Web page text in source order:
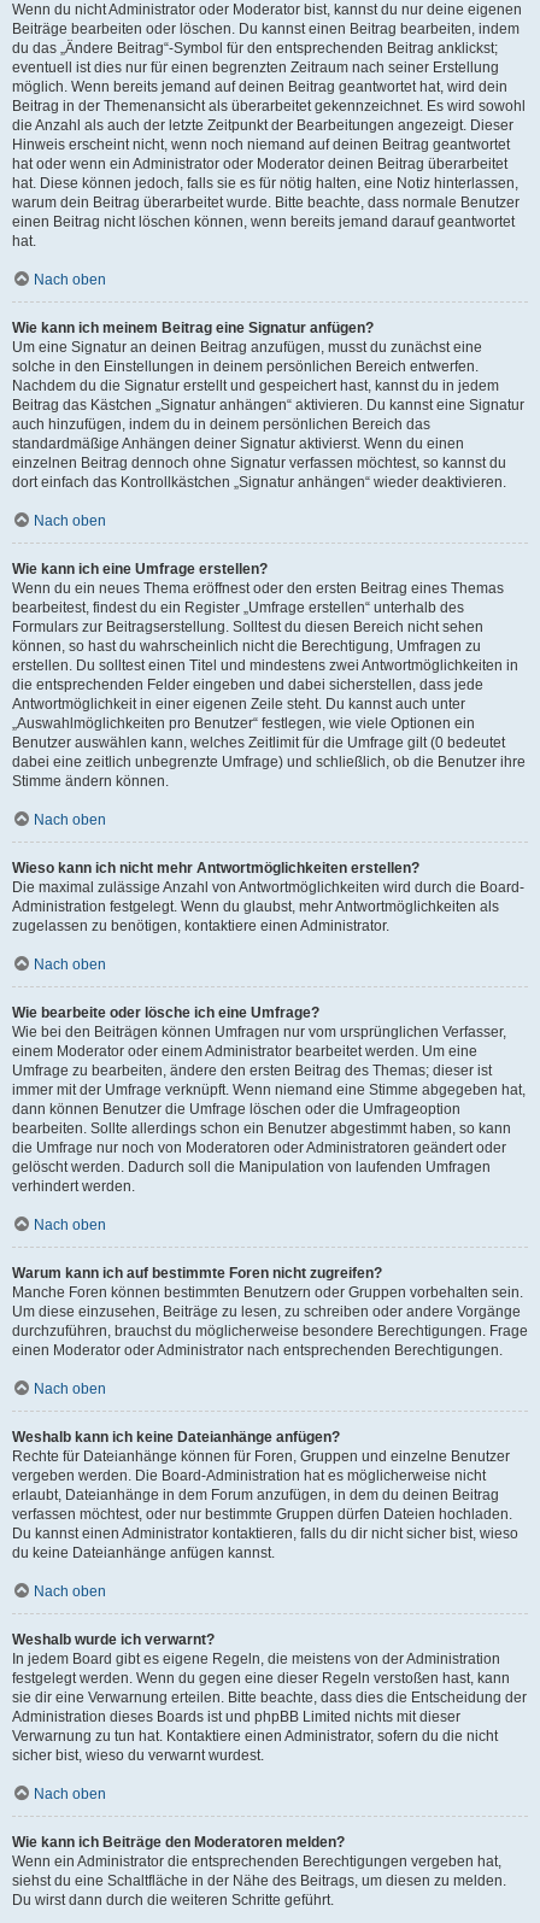
Wenn du nicht Administrator oder Moderator bist, kannst du nur deine eigenen
Beiträge bearbeiten oder löschen. Du kannst einen Beitrag bearbeiten, indem
du das „Ändere Beitrag“-Symbol für den entsprechenden Beitrag anklickst;
eventuell ist dies nur für einen begrenzten Zeitraum nach seiner Erstellung
möglich. Wenn bereits jemand auf deinen Beitrag geantwortet hat, wird dein
Beitrag in der Themenansicht als überarbeitet gekennzeichnet. Es wird sowohl
die Anzahl als auch der letzte Zeitpunkt der Bearbeitungen angezeigt. Dieser
Hinweis erscheint nicht, wenn noch niemand auf deinen Beitrag geantwortet
hat oder wenn ein Administrator oder Moderator deinen Beitrag überarbeitet
hat. Diese können jedoch, falls sie es für nötig halten, eine Notiz hinterlassen,
warum dein Beitrag überarbeitet wurde. Bitte beachte, dass normale Benutzer
einen Beitrag nicht löschen können, wenn bereits jemand darauf geantwortet
hat.
Nach oben
Wie kann ich meinem Beitrag eine Signatur anfügen?
Um eine Signatur an deinen Beitrag anzufügen, musst du zunächst eine
solche in den Einstellungen in deinem persönlichen Bereich entwerfen.
Nachdem du die Signatur erstellt und gespeichert hast, kannst du in jedem
Beitrag das Kästchen „Signatur anhängen“ aktivieren. Du kannst eine Signatur
auch hinzufügen, indem du in deinem persönlichen Bereich das
standardmäßige Anhängen deiner Signatur aktivierst. Wenn du einen
einzelnen Beitrag dennoch ohne Signatur verfassen möchtest, so kannst du
dort einfach das Kontrollkästchen „Signatur anhängen“ wieder deaktivieren.
Nach oben
Wie kann ich eine Umfrage erstellen?
Wenn du ein neues Thema eröffnest oder den ersten Beitrag eines Themas
bearbeitest, findest du ein Register „Umfrage erstellen“ unterhalb des
Formulars zur Beitragserstellung. Solltest du diesen Bereich nicht sehen
können, so hast du wahrscheinlich nicht die Berechtigung, Umfragen zu
erstellen. Du solltest einen Titel und mindestens zwei Antwortmöglichkeiten in
die entsprechenden Felder eingeben und dabei sicherstellen, dass jede
Antwortmöglichkeit in einer eigenen Zeile steht. Du kannst auch unter
„Auswahlmöglichkeiten pro Benutzer“ festlegen, wie viele Optionen ein
Benutzer auswählen kann, welches Zeitlimit für die Umfrage gilt (0 bedeutet
dabei eine zeitlich unbegrenzte Umfrage) und schließlich, ob die Benutzer ihre
Stimme ändern können.
Nach oben
Wieso kann ich nicht mehr Antwortmöglichkeiten erstellen?
Die maximal zulässige Anzahl von Antwortmöglichkeiten wird durch die Board-
Administration festgelegt. Wenn du glaubst, mehr Antwortmöglichkeiten als
zugelassen zu benötigen, kontaktiere einen Administrator.
Nach oben
Wie bearbeite oder lösche ich eine Umfrage?
Wie bei den Beiträgen können Umfragen nur vom ursprünglichen Verfasser,
einem Moderator oder einem Administrator bearbeitet werden. Um eine
Umfrage zu bearbeiten, ändere den ersten Beitrag des Themas; dieser ist
immer mit der Umfrage verknüpft. Wenn niemand eine Stimme abgegeben hat,
dann können Benutzer die Umfrage löschen oder die Umfrageoption
bearbeiten. Sollte allerdings schon ein Benutzer abgestimmt haben, so kann
die Umfrage nur noch von Moderatoren oder Administratoren geändert oder
gelöscht werden. Dadurch soll die Manipulation von laufenden Umfragen
verhindert werden.
Nach oben
Warum kann ich auf bestimmte Foren nicht zugreifen?
Manche Foren können bestimmten Benutzern oder Gruppen vorbehalten sein.
Um diese einzusehen, Beiträge zu lesen, zu schreiben oder andere Vorgänge
durchzuführen, brauchst du möglicherweise besondere Berechtigungen. Frage
einen Moderator oder Administrator nach entsprechenden Berechtigungen.
Nach oben
Weshalb kann ich keine Dateianhänge anfügen?
Rechte für Dateianhänge können für Foren, Gruppen und einzelne Benutzer
vergeben werden. Die Board-Administration hat es möglicherweise nicht
erlaubt, Dateianhänge in dem Forum anzufügen, in dem du deinen Beitrag
verfassen möchtest, oder nur bestimmte Gruppen dürfen Dateien hochladen.
Du kannst einen Administrator kontaktieren, falls du dir nicht sicher bist, wieso
du keine Dateianhänge anfügen kannst.
Nach oben
Weshalb wurde ich verwarnt?
In jedem Board gibt es eigene Regeln, die meistens von der Administration
festgelegt werden. Wenn du gegen eine dieser Regeln verstoßen hast, kann
sie dir eine Verwarnung erteilen. Bitte beachte, dass dies die Entscheidung der
Administration dieses Boards ist und phpBB Limited nichts mit dieser
Verwarnung zu tun hat. Kontaktiere einen Administrator, sofern du die nicht
sicher bist, wieso du verwarnt wurdest.
Nach oben
Wie kann ich Beiträge den Moderatoren melden?
Wenn ein Administrator die entsprechenden Berechtigungen vergeben hat,
siehst du eine Schaltfläche in der Nähe des Beitrags, um diesen zu melden.
Du wirst dann durch die weiteren Schritte geführt.